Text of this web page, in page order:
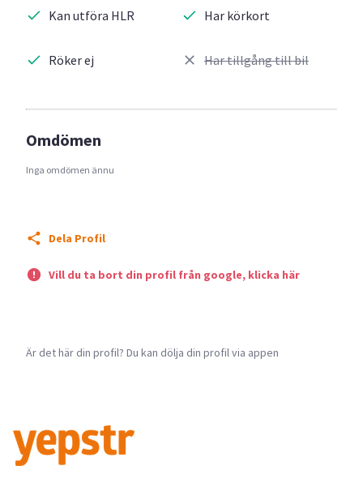
Kan utföra HLR
Röker ej
Har körkort
Har tillgång till bil
Omdömen
Inga omdömen ännu
Dela Profil
Vill du ta bort din profil från google, klicka här
Är det här din profil? Du kan dölja din profil via appen